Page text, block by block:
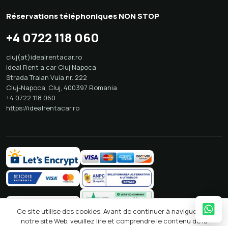
Réservations téléphoniques NON STOP
+4 0722 118 060
cluj(at)idealrentacar.ro
Ideal Rent a car Cluj Napoca
Strada Traian Vuia nr. 222
Cluj-Napoca, Cluj, 400397 Romania
+4 0722 118 060
https://idealrentacar.ro
Ce site utilise des cookies. Avant de continuer à naviguer sur
notre site Web, veuillez lire et comprendre le contenu de la